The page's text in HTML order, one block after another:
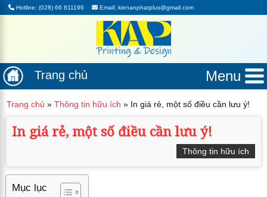
Hotline: (028) 66 811196 Email: kienanphatplus@gmail.com
Trang chủ Menu
Trang chủ » Thông tin hữu ích » In giá rẻ, một số điều cần lưu ý!
In giá rẻ, một số điều cần lưu ý!
Thông tin hữu ích
Mục lục